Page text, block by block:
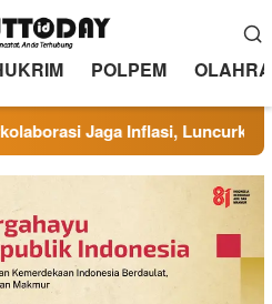
POLPEM
Jaga Inflasi, Luncurkan